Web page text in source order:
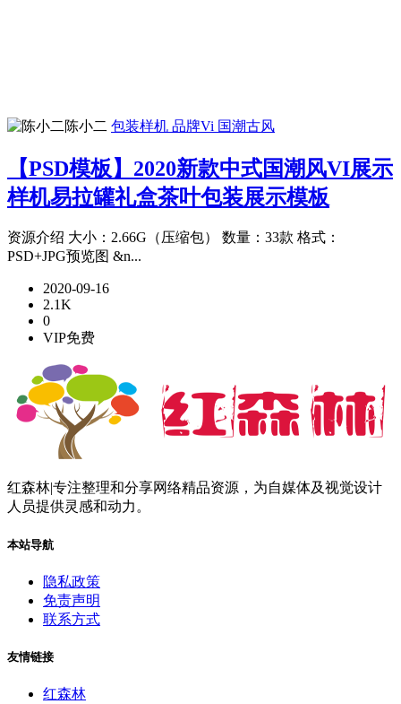
陈小二 包装样机 品牌Vi 国潮古风
【PSD模板】2020新款中式国潮风VI展示
样机易拉罐礼盒茶叶包装展示模板
资源介绍 大小：2.66G（压缩包） 数量：33款 格式：
PSD+JPG预览图 &n...
2020-09-16
2.1K
0
VIP免费
红森林|专注整理和分享网络精品资源，为自媒体及视觉设计
人员提供灵感和动力。
本站导航
隐私政策
免责声明
联系方式
友情链接
红森林